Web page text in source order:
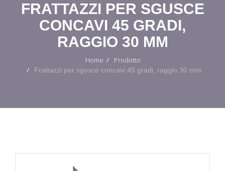
FRATTAZZI PER SGUSCE
CONCAVI 45 GRADI,
RAGGIO 30 MM
Home Prodotto
Frattazzi per sgusce concavi 45 gradi, raggio 30 mm